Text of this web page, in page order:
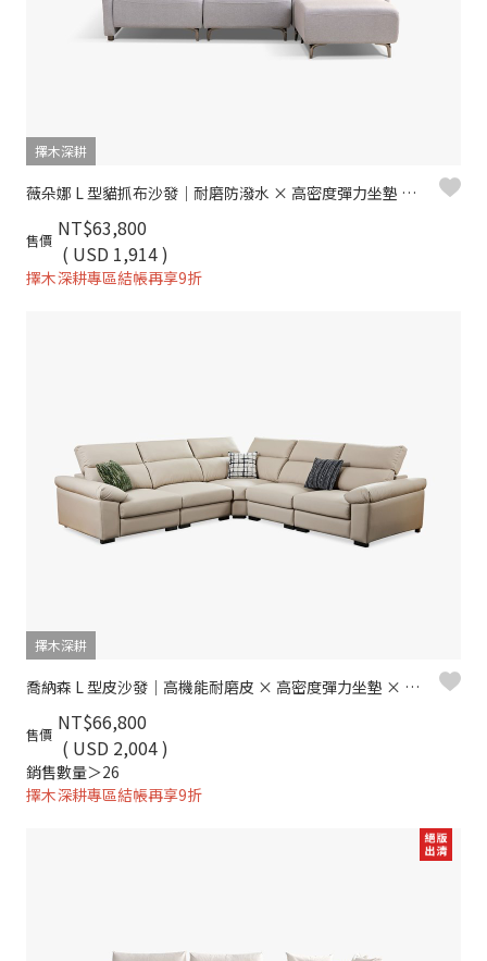
擇木深耕
薇朵娜 L 型貓抓布沙發｜耐磨防潑水 × 高密度彈力坐墊 × 十年骨架保固 – 擇木深耕系列
售價 NT$63,800
( USD 1,914 )
擇木深耕專區結帳再享9折
擇木深耕
喬納森 L 型皮沙發｜高機能耐磨皮 × 高密度彈力坐墊 × 十年骨架保固 – 擇木深耕系列
售價 NT$66,800
( USD 2,004 )
銷售數量＞26
擇木深耕專區結帳再享9折